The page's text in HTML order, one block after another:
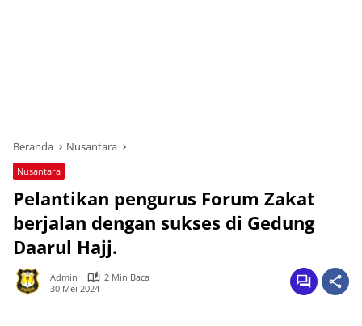
Beranda Nusantara
Nusantara
Pelantikan pengurus Forum Zakat
berjalan dengan sukses di Gedung
Daarul Hajj.
Admin
2 Min Baca
30 Mei 2024